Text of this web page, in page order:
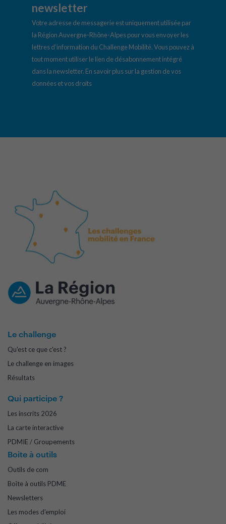
newsletter
Votre adresse de messagerie est uniquement utilisée par
la Région Auvergne-Rhône-Alpes pour vous envoyer les
lettres d’information du Challenge Mobilité. Vous pouvez à
tout moment utiliser le lien de désabonnement intégré
dans la newsletter. En savoir plus sur la gestion de vos
données et vos droits
Le challenge
Qu'est ce que c'est ?
Le challenge en images
Résultats
Qui participe ?
Les inscrits 2026
La carte interactive
PDMIE / Groupements
Boite à outils
Outils de com
Boîte à outils PDME
Newsletters
Les modes d'emploi